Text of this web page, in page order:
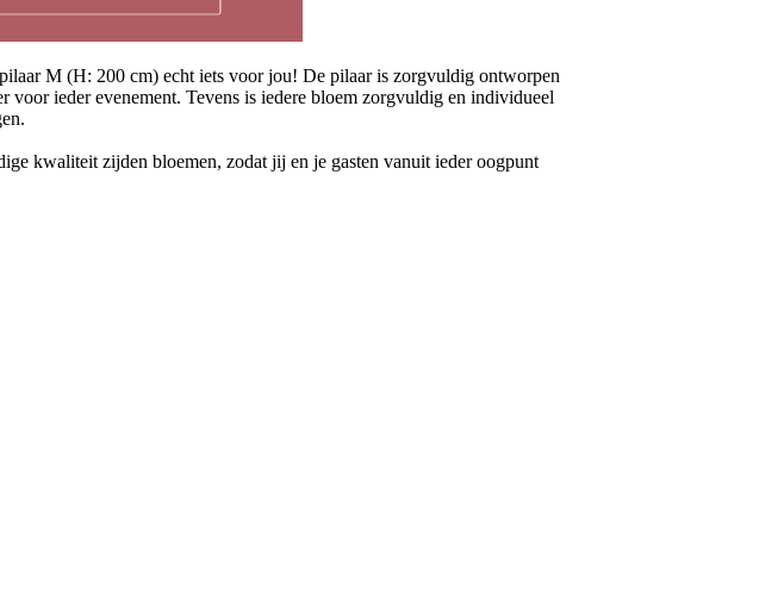
M (H: 200 cm) echt iets voor jou! De pilaar is zorgvuldig ontworpen
voor ieder evenement. Tevens is iedere bloem zorgvuldig en individueel
kwaliteit zijden bloemen, zodat jij en je gasten vanuit ieder oogpunt